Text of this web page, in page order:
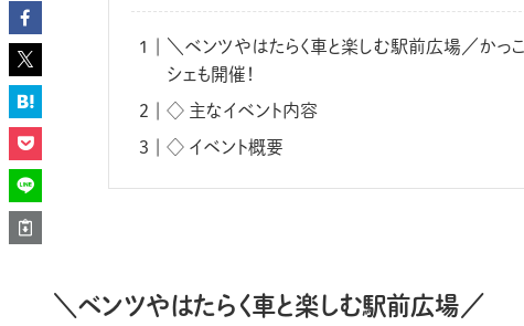
＼ベンツやはたらく車と楽しむ駅前広場／かっ
シェも開催！
◇ 主なイベント内容
◇ イベント概要
＼ベンツやはたらく車と楽しむ駅前広場／